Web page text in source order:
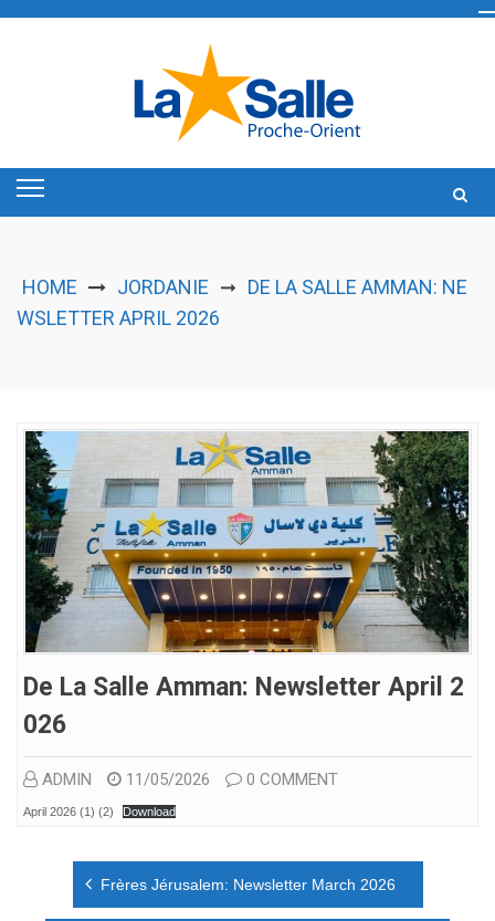
HOME JORDANIE ➞ DE LA SALLE AMMAN: NE
WSLETTER APRIL 2026
De La Salle Amman: Newsletter April 2
026
ADMIN 11/05/2026 0 COMMENT
April 2026 (1) (2) Download
Navigation
Frères Jérusalem: Newsletter March 2026